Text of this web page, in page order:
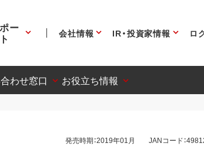
ー
ト 会社情報 IR・投資家情報 ロ
わせ窓口 お役立ち情報
発売時期：2019年01月 JANコード：